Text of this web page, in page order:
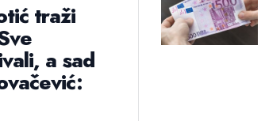
traži
a sad